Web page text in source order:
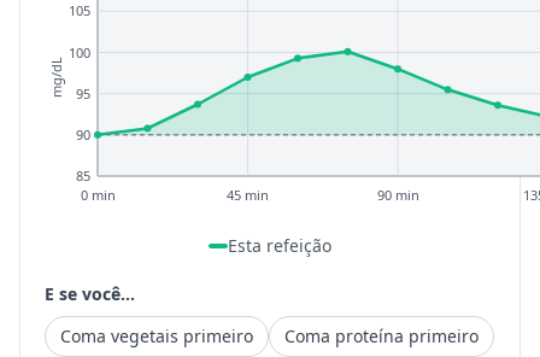
85
90
95
100
105
0 min 45 min 90 min
mg/dL
Esta refeição
E se você...
Coma vegetais primeiro
Coma proteína primeiro